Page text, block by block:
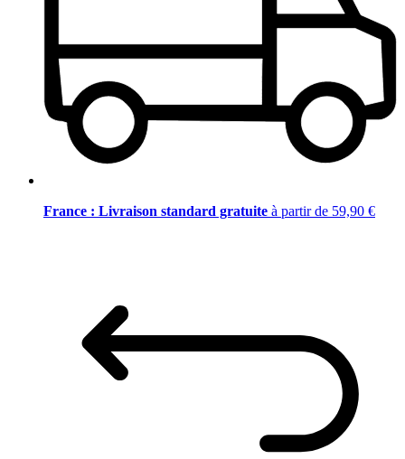
France : Livraison standard gratuite à partir de 59,90 €